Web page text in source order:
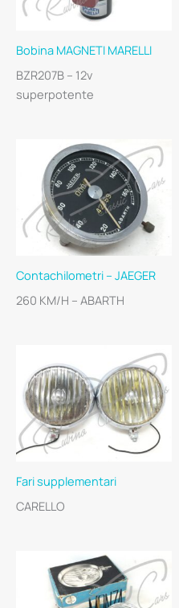
Bobina MAGNETI MARELLI
BZR207B – 12v
superpotente
Contachilometri – JAEGER
260 KM/H – ABARTH
Fari supplementari
CARELLO